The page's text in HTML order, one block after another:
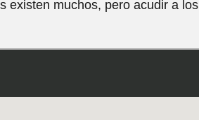
existen muchos, pero acudir a los